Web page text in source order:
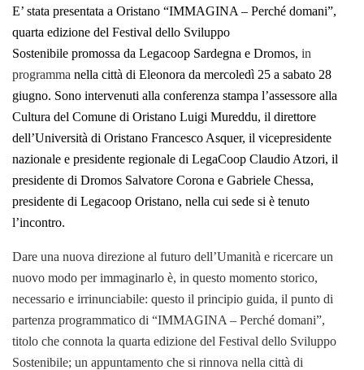
E’ stata presentata a Oristano “IMMAGINA – Perché domani”,
quarta edizione del Festival dello Sviluppo
Sostenibile promossa da Legacoop Sardegna e Dromos, in
programma nella città di Eleonora da mercoledì 25 a sabato 28
giugno. Sono intervenuti alla conferenza stampa l’assessore alla
Cultura del Comune di Oristano Luigi Mureddu, il direttore
dell’Università di Oristano Francesco Asquer, il vicepresidente
nazionale e presidente regionale di LegaCoop Claudio Atzori, il
presidente di Dromos Salvatore Corona e Gabriele Chessa,
presidente di Legacoop Oristano, nella cui sede si è tenuto
l’incontro.
Dare una nuova direzione al futuro dell’Umanità e ricercare un
nuovo modo per immaginarlo è, in questo momento storico,
necessario e irrinunciabile: questo il principio guida, il punto di
partenza programmatico di “IMMAGINA – Perché domani”,
titolo che connota la quarta edizione del Festival dello Sviluppo
Sostenibile; un appuntamento che si rinnova nella città di